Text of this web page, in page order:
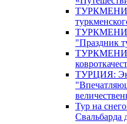
"Праздник
ТУРЦИЯ:
Тур на
Свальбарда